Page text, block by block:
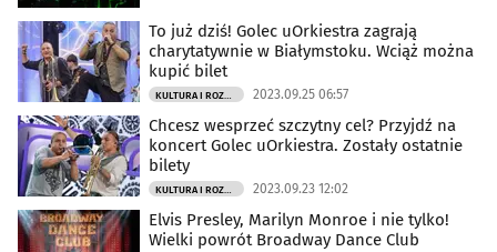
To już dziś! Golec uOrkiestra zagrają
charytatywnie w Białymstoku. Wciąż można
kupić bilet
KULTURA I ROZRYWKA 2023.09.25 06:57
Chcesz wesprzeć szczytny cel? Przyjdź na
koncert Golec uOrkiestra. Zostały ostatnie
bilety
KULTURA I ROZRYWKA 2023.09.23 12:02
Elvis Presley, Marilyn Monroe i nie tylko!
Wielki powrót Broadway Dance Club